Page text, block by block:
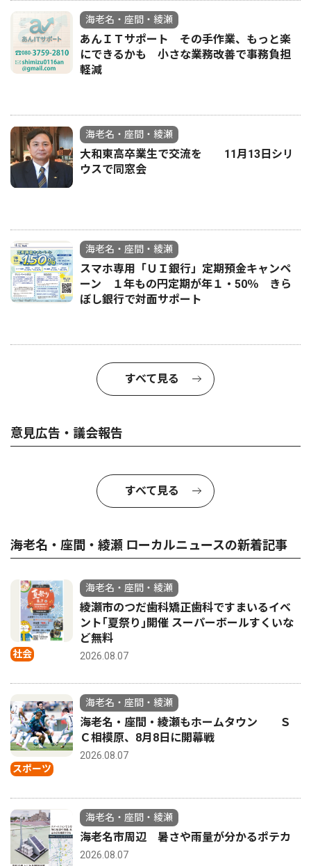
海老名・座間・綾瀬
あんＩＴサポート その手作業、もっと楽
にできるかも 小さな業務改善で事務負担
軽減
海老名・座間・綾瀬
大和東高卒業生で交流を 11月13日シリ
ウスで同窓会
海老名・座間・綾瀬
スマホ専用「ＵＩ銀行」定期預金キャンペ
ーン １年もの円定期が年１・50％ きら
ぼし銀行で対面サポート
すべて見る
意見広告・議会報告
すべて見る
海老名・座間・綾瀬 ローカルニュースの新着記事
社会
海老名・座間・綾瀬
綾瀬市のつだ歯科矯正歯科ですまいるイベ
ント｢夏祭り｣開催 スーパーボールすくいな
ど無料
2026.08.07
スポーツ
海老名・座間・綾瀬
海老名・座間・綾瀬もホームタウン Ｓ
Ｃ相模原、8月8日に開幕戦
2026.08.07
海老名・座間・綾瀬
海老名市周辺 暑さや雨量が分かるポテカ
2026.08.07